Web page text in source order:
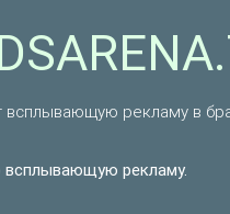
всплывающую рекламу в
всплывающую рекламу.